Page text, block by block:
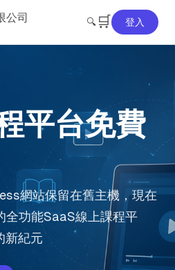
🔍 🛒 登入
平台免費
網站保留在舊主機，現在
全功能SaaS線上課程平
新紀元